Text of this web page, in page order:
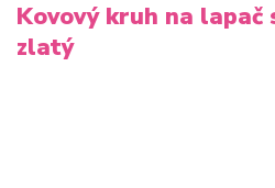
Kovový kruh na lapač
zlatý